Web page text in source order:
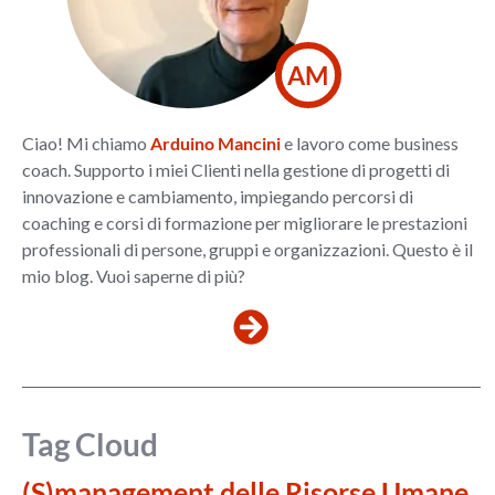
AM
Ciao! Mi chiamo Arduino Mancinie lavoro come business
coach. Supporto i miei Clienti nella gestione di progetti di
innovazione e cambiamento, impiegando percorsi di
coaching e corsi di formazione per migliorare le prestazioni
professionali di persone, gruppi e organizzazioni. Questo è il
mio blog. Vuoi saperne di più?
Tag Cloud